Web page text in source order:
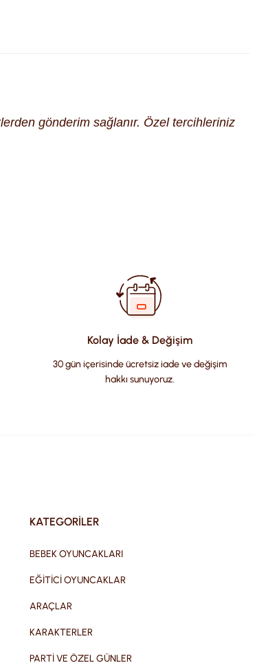
gönderim sağlanır. Özel tercihleriniz
Kolay İade & Değişim
30 gün içerisinde ücretsiz iade ve değişim
hakkı sunuyoruz.
KATEGORİLER
BEBEK OYUNCAKLARI
EĞİTİCİ OYUNCAKLAR
ARAÇLAR
KARAKTERLER
PARTİ VE ÖZEL GÜNLER